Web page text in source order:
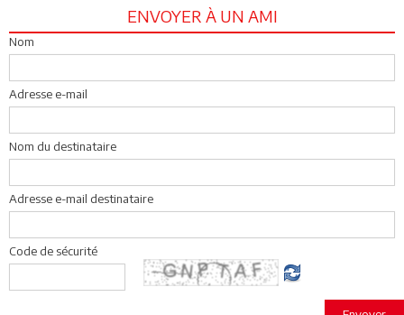
ENVOYER À UN AMI
Nom
Adresse e-mail
Nom du destinataire
Adresse e-mail destinataire
Code de sécurité